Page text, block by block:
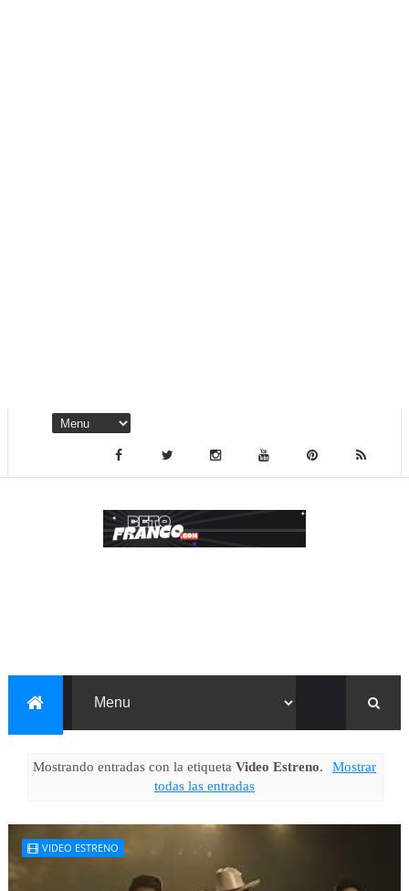
Mostrando entradas con la etiqueta Video Estreno.
Mostrar
todas las entradas
VIDEO ESTRENO